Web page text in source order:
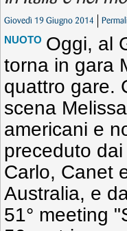
Giovedì 19 Giugno 2014
NUOTO Oggi, al
torna in gara
quattro gare.
scena
americani e
preceduto
Carlo, Canet
Australia, e
51° meeting